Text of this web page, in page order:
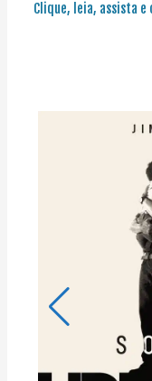
Clique, leia, assista